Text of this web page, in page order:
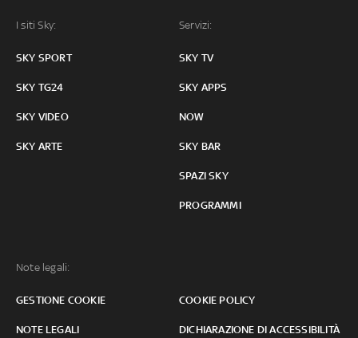
I siti Sky:
SKY SPORT
SKY TG24
SKY VIDEO
SKY ARTE
Servizi:
SKY TV
SKY APPS
NOW
SKY BAR
SPAZI SKY
PROGRAMMI
Note legali:
GESTIONE COOKIE COOKIE POLICY
NOTE LEGALI DICHIARAZIONE DI ACCESSIBILITÀ